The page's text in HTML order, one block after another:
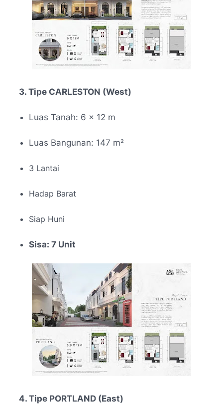
3. Tipe CARLESTON (West)
Luas Tanah: 6 × 12 m
Luas Bangunan: 147 m²
3 Lantai
Hadap Barat
Siap Huni
Sisa: 7 Unit
4. Tipe PORTLAND (East)